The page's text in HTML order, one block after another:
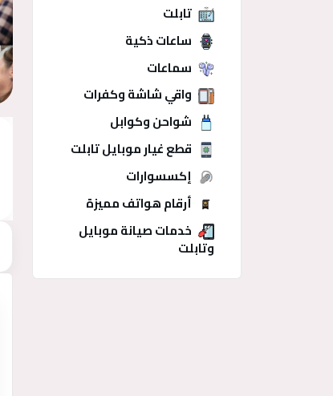
تابلت
ساعات ذكية
سماعات
واقي شاشة وكفرات
شواحن وكوابل
قطع غيار موبايل تابلت
إكسسوارات
أرقام هواتف مميزة
خدمات صيانة موبايل
وتابلت